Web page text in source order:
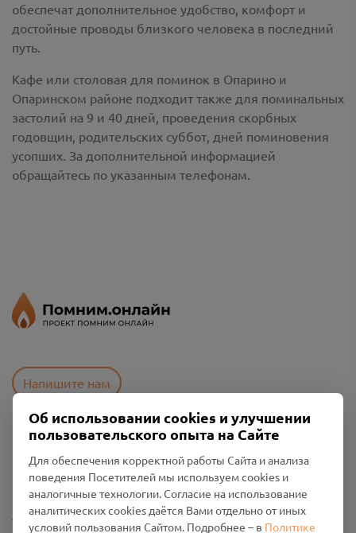
обеспечат дополнительное удобство, комфорт и
достойные проводы близкого человека в последний
путь.
Кафе или столовая для поминок в Опарино и
Опаринском районе подходит также для поминальных
застолий на 9 и 40 дней, проведения скорбных
годовщин, родительских суббот, дней поминовения
усопших. За дополнительной информацией
обращайтесь по указанным телефонам.
Напишите нам
Пользовательское соглашение
Политика конфиденциальности
Промо-материалы
Настройки cookies
Об использовании cookies и улучшении
пользовательского опыта на Сайте
Для обеспечения корректной работы Сайта и анализа
поведения Посетителей мы используем cookies и
аналогичные технологии. Согласие на использование
аналитических cookies даётся Вами отдельно от иных
условий пользования Сайтом. Подробнее – в Политике